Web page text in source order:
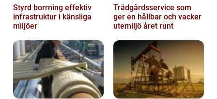
Styrd borrning effektiv
infrastruktur i känsliga
miljöer
Trädgårdsservice som
ger en hållbar och vacker
utemiljö året runt